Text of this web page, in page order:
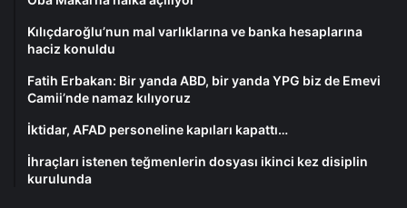
Kılıçdaroğlu’nun mal varlıklarına ve banka hesaplarına
haciz konuldu
Fatih Erbakan: Bir yanda ABD, bir yanda YPG biz de Emevi
Camii’nde namaz kılıyoruz
İktidar, AFAD personeline kapıları kapattı…
İhraçları istenen teğmenlerin dosyası ikinci kez disiplin
kurulunda